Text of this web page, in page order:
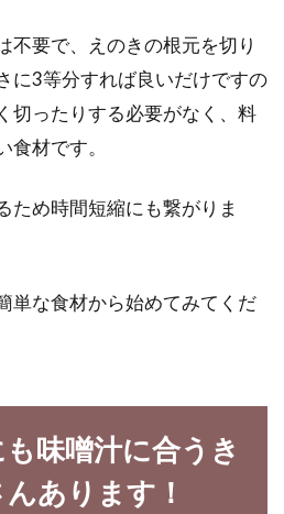
ンジで作る人が増えています。おかゆと
、...
になるって本当！？
や豆乳鍋などはすっかり定着した感じが
保存に向いている？
不要で、えのきの根元を切り
に3等分すれば良いだけですの
切ったりする必要がなく、料
材です。
ため時間短縮にも繋がりま
単な食材から始めてみてくだ
味噌汁に合うき
あります！